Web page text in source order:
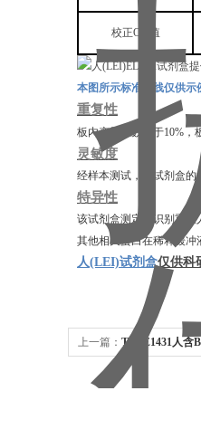
校正OD值
本图所示标准曲线仅供示
重复性
板内变异系数小于10%，
灵敏度
经样本测试，本试剂盒的
特异性
该试剂盒测定可识别重组
其他相关蛋白在稀释缓冲
人(LEI)试剂盒仅供科
上一篇： TW-E1431人含
3(ZBED3)ELISA试剂盒